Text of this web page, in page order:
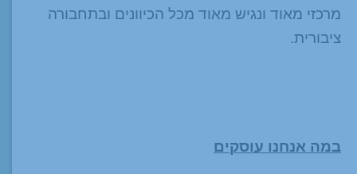
מרכזי מאוד ונגיש מאוד מכל הכיוונים ובתחבורה
ציבורית.
במה אנחנו עוסקים